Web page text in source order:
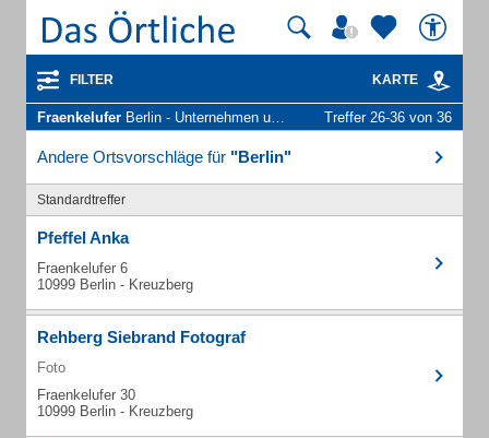
FILTER KARTE
Fraenkelufer Berlin - Unternehmen und Personen Treffer 26-36 von 36
Andere Ortsvorschläge für "Berlin"
Standardtreffer
Pfeffel Anka
Fraenkelufer 6
10999 Berlin - Kreuzberg
Rehberg Siebrand Fotograf
Foto
Fraenkelufer 30
10999 Berlin - Kreuzberg